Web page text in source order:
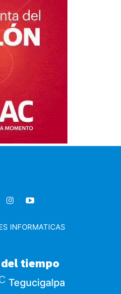
INFORMATICAS
tiempo
Tegucigalpa